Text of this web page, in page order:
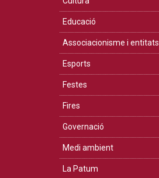
Educació
Associacionisme i entitats
Esports
Festes
Fires
Governació
Medi ambient
La Patum